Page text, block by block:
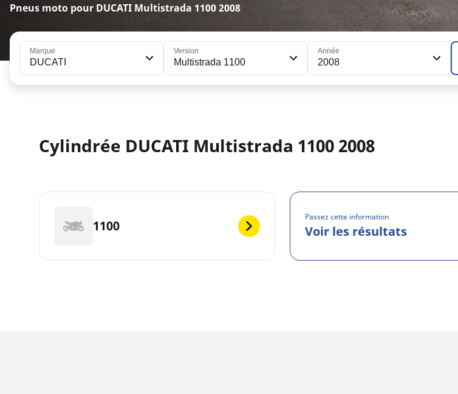
Pneus moto pour DUCATI Multistrada 1100 2008
Marque
DUCATI
Version
Multistrada 1100
Année
2008
Cylindrée DUCATI Multistrada 1100 2008
1100
Passez cette information
Voir les résultats